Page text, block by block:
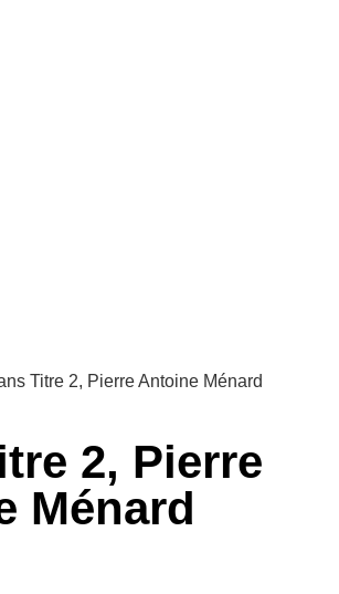
Titre 2, Pierre Antoine Ménard
2, Pierre
Ménard